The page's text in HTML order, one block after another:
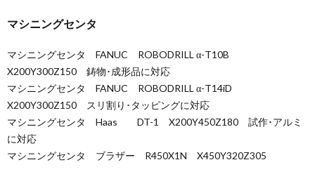
マシニングセンタ
マシニングセンタ FANUC ROBODRILL α-T10B
X200Y300Z150 鋳物･成形品に対応
マシニングセンタ FANUC ROBODRILL α-T14iD
X200Y300Z150 スリ割り･タッピングに対応
マシニングセンタ Haas DT-1 X200Y450Z180 試作･アルミ
に対応
マシニングセンタ ブラザー R450X1N X450Y320Z305